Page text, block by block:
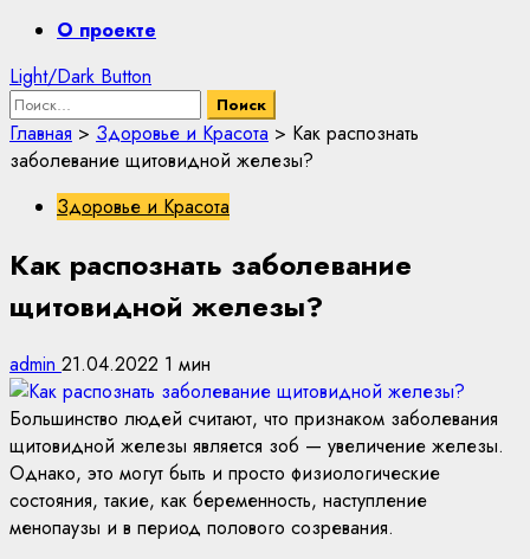
PrimaryО проекте
Light/Dark Button
Найти:
Главная > Здоровье и Красота > Как распознать
заболевание щитовидной железы?
Здоровье и Красота
Как распознать заболевание
щитовидной железы?
admin 21.04.2022 1 мин
Большинство людей считают, что признаком заболевания
щитовидной железы является зоб — увеличение железы.
Однако, это могут быть и просто физиологические
состояния, такие, как беременность, наступление
менопаузы и в период полового созревания.